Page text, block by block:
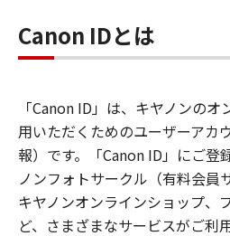
Canon IDとは
「Canon ID」は、キヤノンの
用いただくためのユーザーアカ
報）です。「Canon ID」にご登
ノンフォトサークル（有料会員
キヤノンオンラインショップ、
ど、さまざまなサービスがご利